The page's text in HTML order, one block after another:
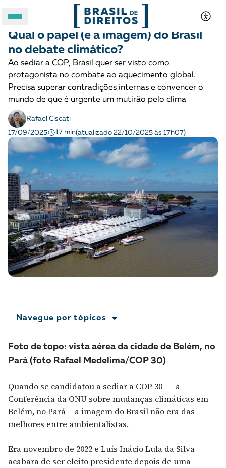
A BRASIL DE DIREITOS
ASSUNTOS
FORMATOS
Apoie a Brasil de Direitos
A [BD] conta as histórias de quem defende
direitos humanos no Brasil. Para continuar,
esse trabalho precisa da sua doação!
VEJA COMO APOIAR!
DIREITOS SOCIOAMBIENTAIS
Para entender
Qual o papel (e a imagem) do Brasil
no debate climático?
Ao sediar a COP, Brasil quer ser visto como
protagonista no combate ao aquecimento global.
Precisa superar contradições internas e convencer o
mundo de que é urgente um mutirão pelo clima
Rafael Ciscati
17/09/2025
17 min(atualizado 22/10/2025 às 17h07)
Navegue por tópicos
Foto de topo: vista aérea da cidade de Belém, no
Pará (foto Rafael Medelima/COP 30)
Quando se candidatou a sediar a COP 30 — a
Conferência da ONU sobre mudanças climáticas em
Belém, no Pará— a imagem do Brasil não era das
melhores entre ambientalistas.
Era novembro de 2022 e Luís Inácio Lula da Silva
acabara de ser eleito presidente depois de uma